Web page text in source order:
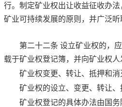
行。制定矿业权出让收益征收办
矿业可持续发展的原则，并广泛
第二十二条 设立矿业权的，
载于矿业权登记簿，并向矿业权人
矿业权变更、转让、抵押和消
矿业权的设立、变更、转让
矿业权登记的具体办法由国务